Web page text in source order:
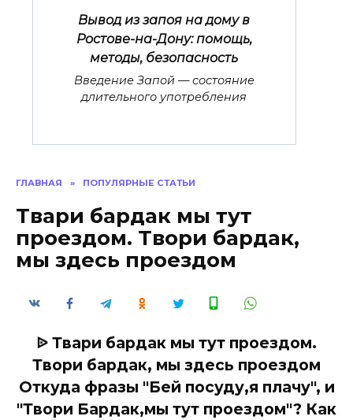
ГЛАВНАЯ » ПОПУЛЯРНЫЕ СТАТЬИ
Твари бардак мы тут
проездом. Твори бардак,
мы здесь проездом
ᐉ Твари бардак мы тут проездом.
Твори бардак, мы здесь проездом
Откуда фразы "Бей посуду,я плачу", и
"Твори Бардак,мы тут проездом"? Как
Вывод из запоя на дому в
Ростове-на-Дону: помощь,
методы, безопасность
Введение Запой — состояние
длительного употребления